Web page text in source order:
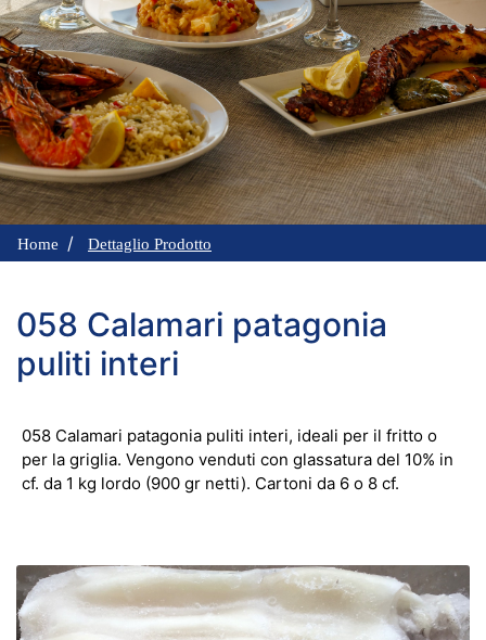
Home Dettaglio Prodotto
058 Calamari patagonia
puliti interi
058 Calamari patagonia puliti interi, ideali per il fritto o
per la griglia. Vengono venduti con glassatura del 10% in
cf. da 1 kg lordo (900 gr netti). Cartoni da 6 o 8 cf.